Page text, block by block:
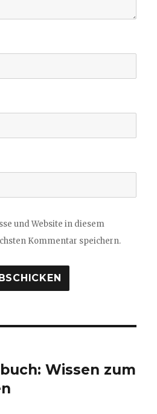
und Website in diesem
Kommentar speichern.
Wissen zum